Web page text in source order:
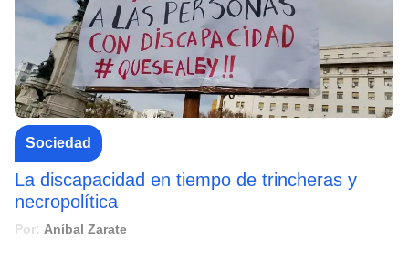
Sociedad
La discapacidad en tiempo de trincheras y
necropolítica
Por: Aníbal Zarate